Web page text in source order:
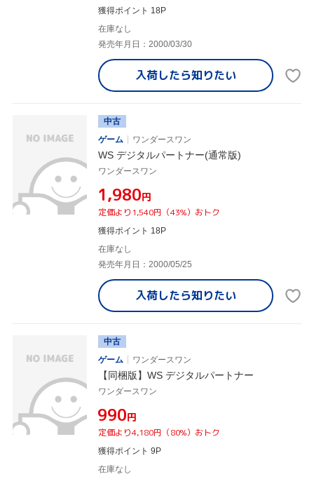
獲得ポイント 18P
在庫なし
発売年月日：2000/03/30
入荷したら知りたい
中古
ゲーム
ワンダースワン
WS デジタルパートナー(通常版)
ワンダースワン
¥1,980円
定価より1,540円（43%）おトク
獲得ポイント 18P
在庫なし
発売年月日：2000/05/25
入荷したら知りたい
中古
ゲーム
ワンダースワン
【同梱版】WS デジタルパートナー
ワンダースワン
¥990円
定価より4,180円（80%）おトク
獲得ポイント 9P
在庫なし